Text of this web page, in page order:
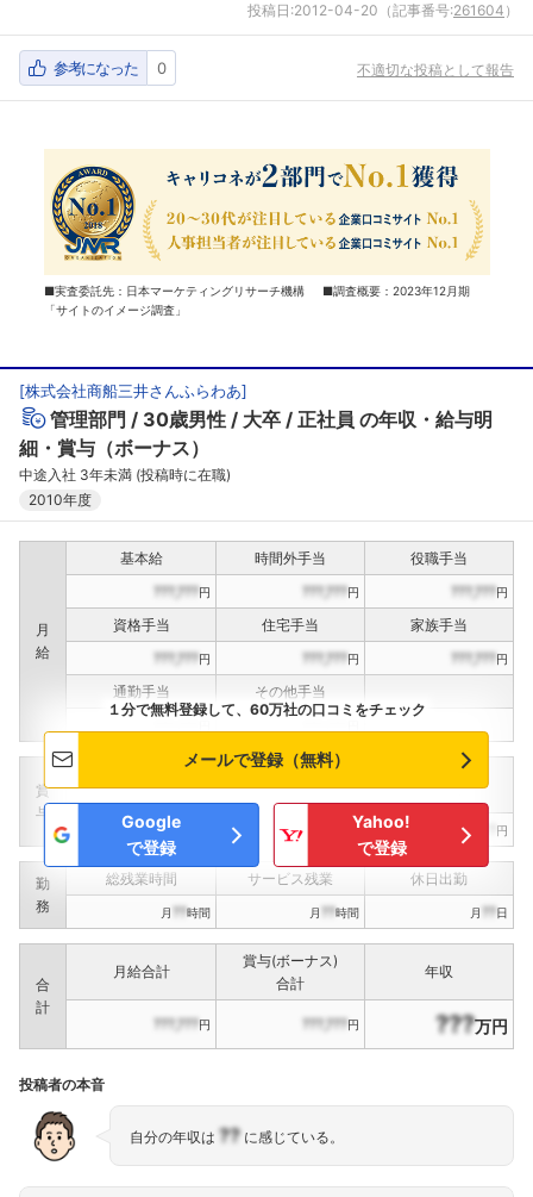
投稿日:2012-04-20 （記事番号:261604 ）
参考になった 0 不適切な投稿として報告
■実査委託先：日本マーケティングリサーチ機構 ■調査概要：2023年12月期
「サイトのイメージ調査」
[株式会社商船三井さんふらわあ]
管理部門 30歳男性 大卒 正社員 の年収・給与明
細・賞与（ボーナス）
中途入社 3年未満 (投稿時に在職)
2010年度
月
給
基本給 時間外手当
役職手当
???,???円 ???,???円 ???,???円
資格手当 住宅手当
家族手当
???,???円 ???,???円 ???,???円
通勤手当
その他手当
賞
与
インセンティブ賞与
決算賞与
???,??? ???,??? 円 ???,??? 円
勤
務
総残業時間 サービス残業 休日出勤
月 ??時間 月 ??時間 月 ??日
合
計
月給合計
賞与(ボーナス)
合計
年収
???,???円 ???,???円 ???万円
１分で無料登録して、60万社の口コミをチェック
メールで登録（無料）
Google
で登録
Yahoo!
で登録
投稿者の本音
自分の年収は ??に感じている。